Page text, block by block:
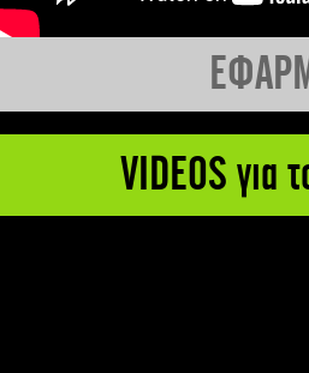
VIDEOS για